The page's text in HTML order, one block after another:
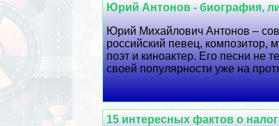
Юрий Антонов - биография,
Юрий Михайлович Антонов –
российский певец, композитор,
поэт и киноактер. Его песни не
своей популярности уже на
15 интересных фактов о